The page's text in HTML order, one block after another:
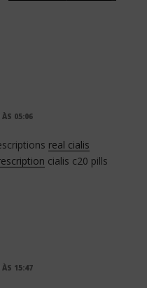
ÀS 05:06
real cialis
cialis c20 pills
ÀS 15:47